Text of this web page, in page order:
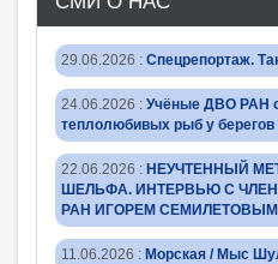
29.06.2026 : Спецрепортаж.
24.06.2026 : Учёные ДВО РАН
теплолюбивых рыб у берегов
22.06.2026 : НЕУЧТЕННЫЙ
ШЕЛЬФА. ИНТЕРВЬЮ С
РАН ИГОРЕМ СЕМИЛЕТОВЫМ
11.06.2026 : Морская / Мыс